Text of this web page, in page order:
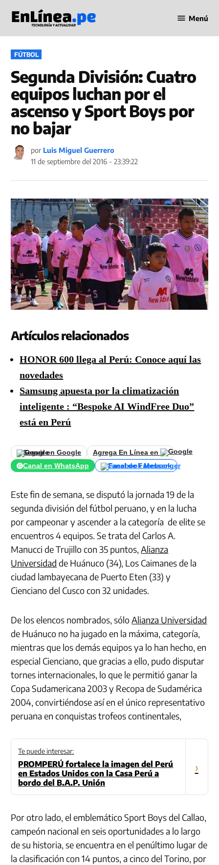
contenido
en Línea
Menú
PUBLICADO
EN
FÚTBOL
Segunda División: Cuatro
equipos luchan por el
ascenso y Sport Boys por
no bajar
por Luis Miguel Guerrero
11 de septiembre del 2016 - 23:39:22
Artículos relacionados
HONOR 600 llega al Perú: Conoce aquí las
novedades
Samsung apuesta por la climatización
inteligente : “Bespoke AI WindFree Duo”
está en Perú
Seguir en Google
Agrega En Línea en
Canal en WhatsApp
Canal de Facebook
Este fin de semana, se disputó la jornada 19 de la
segunda división del fútbol peruano, y en la lucha
por campeonar y ascender a la categoría de elite se
encuentros 4 equipos. Se trata del Carlos A.
Manucci de Trujillo con 35 puntos,Alianza
Universidad de Huánuco (34), Los Caimanes de la
ciudad lambayecana de Puerto Eten (33) y
Cienciano del Cusco con 32 unidades.
De los elencos nombrados, sóloAlianza Universidad
de Huánuco no ha jugado en la máxima, categoría,
mientras que los demás equipos ya lo han hecho, en
especial Cienciano, que gracias a ello, pudo disputar
tornes internacionales, lo que le permitió ganar la
Copa Sudamericana 2003 y Recopa de Sudamérica
2004, convirtiéndose así en el único representativo
peruana en conquistas trofeos continentales,
Te puede interesar:
PROMPERÚ fortalece la imagen del Perú
en Estados Unidos con la Casa Perú a
bordo del B.A.P. Unión
›
Por otro lado, el emblemático Sport Boys del Callao,
campeón nacional en seis oportunidades a lo largo
de su historia, se encuentra en el penúltimo lugar de
la clasificación con 14 puntos, a cinco del Torino, por